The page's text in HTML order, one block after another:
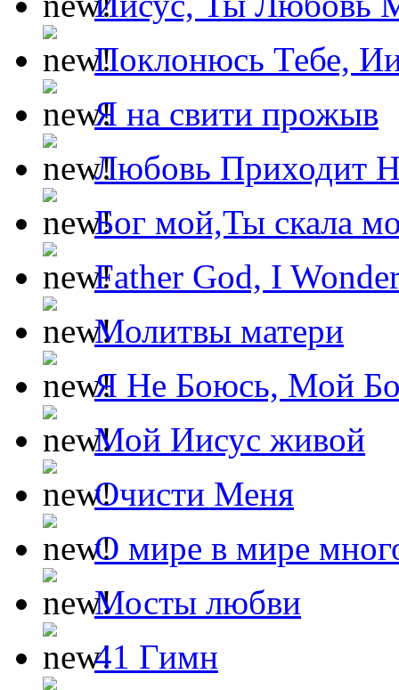
Поклонюсь Тебе,
Я на свити прожыв
Любовь Приходит
Бог мой,Ты скала
Father God, I
Молитвы матери
Я Не Боюсь, Мой
Мой Иисус живой
Очисти Меня
О мире в мире
Мосты любви
41 Гимн